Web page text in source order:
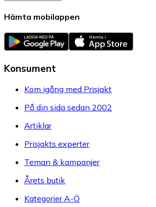
Hämta mobilappen
Konsument
Kom igång med Prisjakt
På din sida sedan 2002
Artiklar
Prisjakts experter
Teman & kampanjer
Årets butik
Kategorier A-Ö